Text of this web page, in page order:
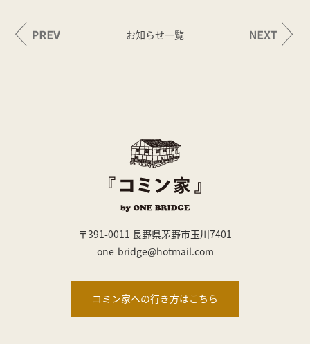
お知らせ一覧
〒391-0011 長野県茅野市玉川7401
one-bridge@hotmail.com
コミン家への行き方はこちら